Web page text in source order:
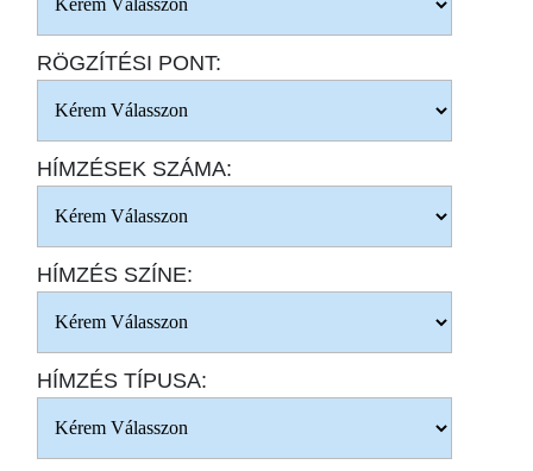
RÖGZÍTÉSI PONT:
HÍMZÉSEK SZÁMA:
HÍMZÉS SZÍNE:
HÍMZÉS TÍPUSA: